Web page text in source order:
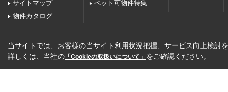
サイトマップ
物件カタログ
ペット可物件特集
当サイトでは、お客様の当サイト利用状況把握、サービス向上検討
詳しくは、当社の 「Cookieの取扱いについて」 をご確認ください。